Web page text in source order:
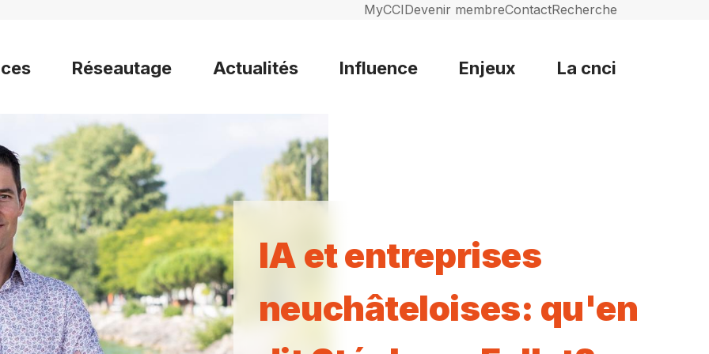
MyCCIDevenir membreContactRecherche
Réseautage Actualités Influence Enjeux La cnci
IA et entreprises
neuchâteloises: qu'en